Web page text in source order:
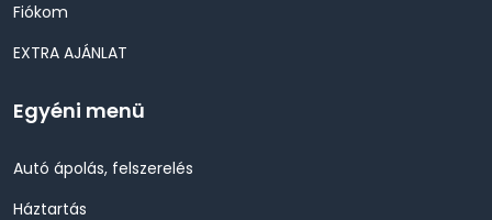
Fiókom
EXTRA AJÁNLAT
Egyéni menü
Autó ápolás, felszerelés
Háztartás